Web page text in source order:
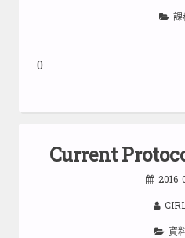
課
0
Current
2016-
資